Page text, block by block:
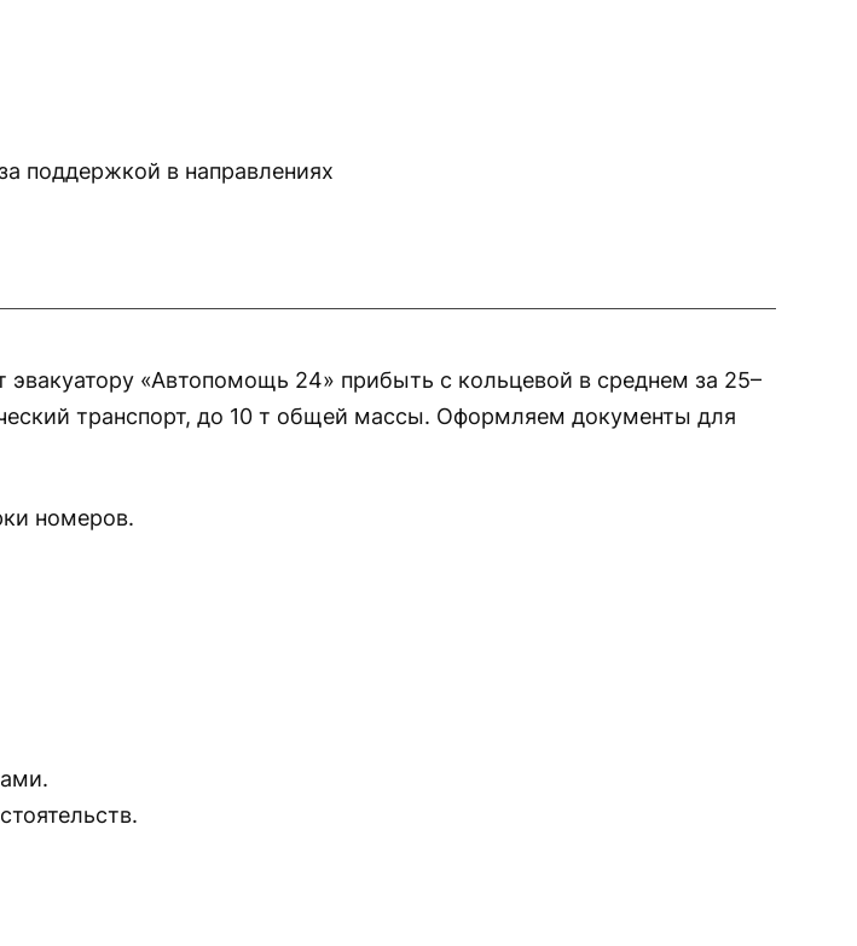
поддержкой в направлениях
«Автопомощь 24» прибыть с кольцевой в среднем за 25–
транспорт, до 10 т общей массы. Оформляем документы для
номеров.